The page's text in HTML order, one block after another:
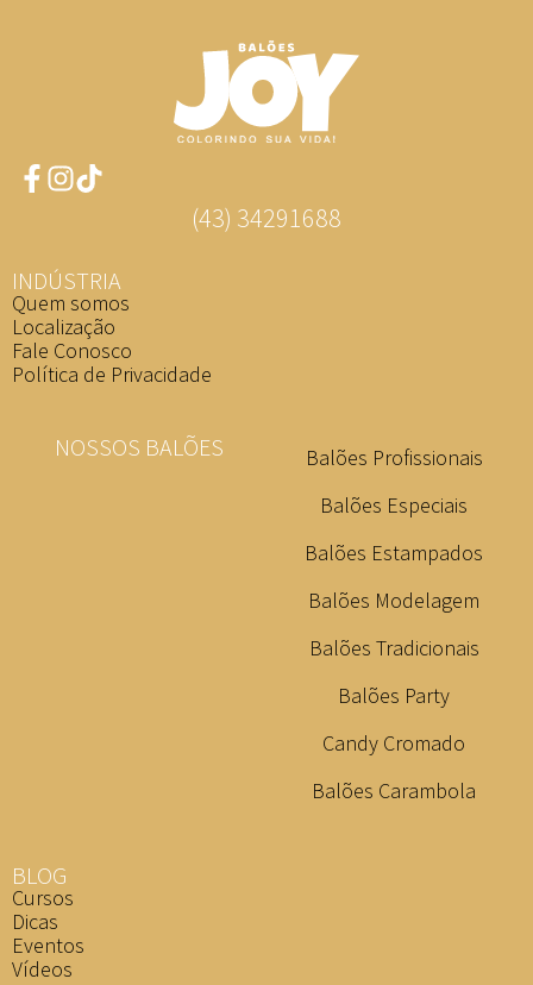
(43) 34291688
INDÚSTRIA
Quem somos
Localização
Fale Conosco
Política de Privacidade
NOSSOS BALÕES
Balões Profissionais
Balões Especiais
Balões Estampados
Balões Modelagem
Balões Tradicionais
Balões Party
Candy Cromado
Balões Carambola
BLOG
Cursos
Dicas
Eventos
Vídeos